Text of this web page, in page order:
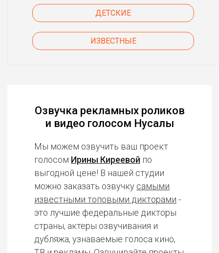
ДЕТСКИЕ
ИЗВЕСТНЫЕ
Озвучка рекламных роликов
и видео голосом Нусалы
Мы можем озвучить ваш проект
голосом Ирины Киреевой по
выгодной цене! В нашей студии
можно заказать озвучку самыми
известными топовыми дикторами -
это лучшие федеральные дикторы
страны, актеры озвучивания и
дубляжа, узнаваемые голоса кино,